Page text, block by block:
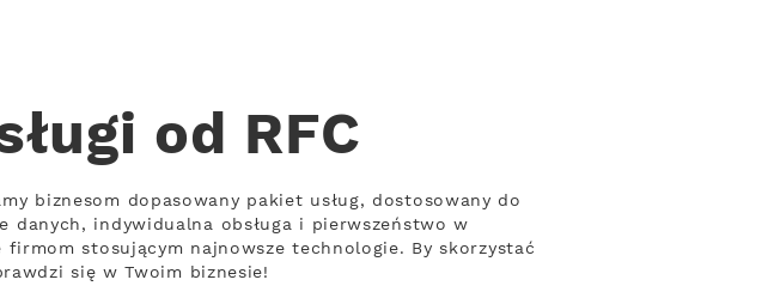
od RFC
biznesom dopasowany pakiet usług, dostosowany do
danych, indywidualna obsługa i pierwszeństwo w
stosującym najnowsze technologie. By skorzystać
się w Twoim biznesie!